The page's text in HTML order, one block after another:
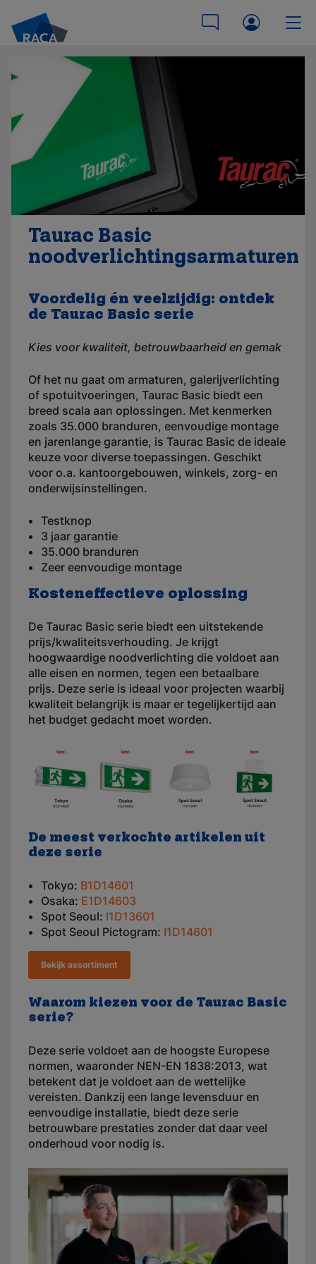
Taurac Basic
noodverlichtingsarmaturen
Voordelig én veelzijdig: ontdek
de Taurac Basic serie
Kies voor kwaliteit, betrouwbaarheid en gemak
Of het nu gaat om armaturen, galerijverlichting
of spotuitvoeringen, Taurac Basic biedt een
breed scala aan oplossingen. Met kenmerken
zoals 35.000 branduren, eenvoudige montage
en jarenlange garantie, is Taurac Basic de ideale
keuze voor diverse toepassingen. Geschikt
voor o.a. kantoorgebouwen, winkels, zorg- en
onderwijsinstellingen.
Testknop
3 jaar garantie
35.000 branduren
Zeer eenvoudige montage
Kosteneffectieve oplossing
De Taurac Basic serie biedt een uitstekende
prijs/kwaliteitsverhouding. Je krijgt
hoogwaardige noodverlichting die voldoet aan
alle eisen en normen, tegen een betaalbare
prijs. Deze serie is ideaal voor projecten waarbij
kwaliteit belangrijk is maar er tegelijkertijd aan
het budget gedacht moet worden.
De meest verkochte artikelen uit
deze serie
Tokyo: B1D14601
Osaka: E1D14603
Spot Seoul: I1D13601
Spot Seoul Pictogram: I1D14601
Bekijk assortiment
Waarom kiezen voor de Taurac Basic
serie?
Deze serie voldoet aan de hoogste Europese
normen, waaronder NEN-EN 1838:2013, wat
betekent dat je voldoet aan de wettelijke
vereisten. Dankzij een lange levensduur en
eenvoudige installatie, biedt deze serie
betrouwbare prestaties zonder dat daar veel
onderhoud voor nodig is.